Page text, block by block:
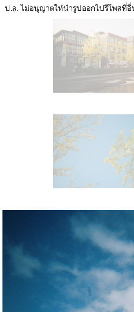
ป.ล. ไม่อนุญาตให้นำรูปออกไปรีโพสที่อื่